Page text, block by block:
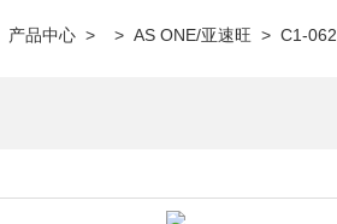
产品中心 > > AS ONE/亚速旺 > C1-